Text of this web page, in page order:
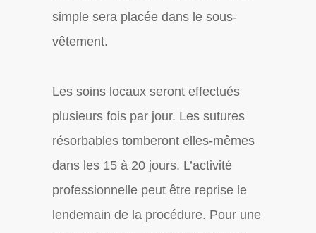
simple sera placée dans le sous-
vêtement.
Les soins locaux seront effectués
plusieurs fois par jour. Les sutures
résorbables tomberont elles-mêmes
dans les 15 à 20 jours. L’activité
professionnelle peut être reprise le
lendemain de la procédure. Pour une